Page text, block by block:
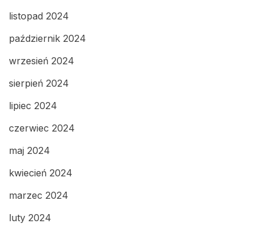
listopad 2024
październik 2024
wrzesień 2024
sierpień 2024
lipiec 2024
czerwiec 2024
maj 2024
kwiecień 2024
marzec 2024
luty 2024